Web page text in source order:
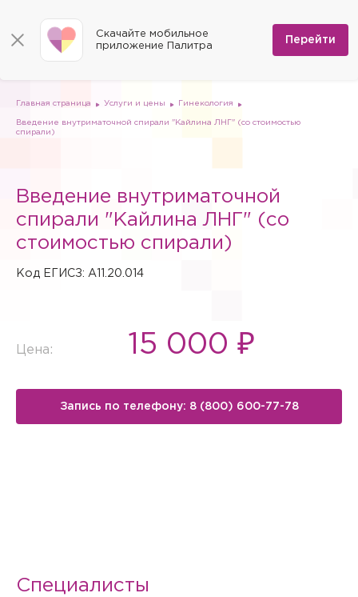
Вакансии
Документы
Сертификаты
Способы оплаты
Страховые организации
Заказать документы для налоговой
Онлайн-диагностика
Анкета оценки качества услуг
Мы на карте
Главная страница Услуги и цены Гинекология
Введение внутриматочной спирали "Кайлина ЛНГ" (со стоимостью
спирали)
Введение внутриматочной
спирали "Кайлина ЛНГ" (со
стоимостью спирали)
Код ЕГИСЗ: A11.20.014
Цена: 15 000 ₽
Запись по телефону: 8 (800) 600-77-78
Специалисты
Скачайте мобильное
приложение Палитра
Перейти